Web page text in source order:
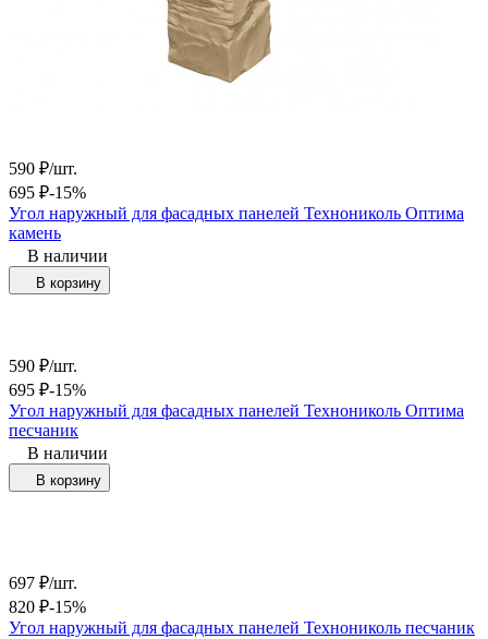
590 ₽/шт.
695 ₽-15%
Угол наружный для фасадных панелей Технониколь Оптима
камень
В наличии
В корзину
590 ₽/шт.
695 ₽-15%
Угол наружный для фасадных панелей Технониколь Оптима
песчаник
В наличии
В корзину
697 ₽/шт.
820 ₽-15%
Угол наружный для фасадных панелей Технониколь песчаник